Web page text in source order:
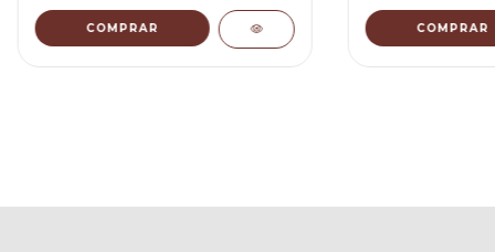
COMPRAR COMPRAR